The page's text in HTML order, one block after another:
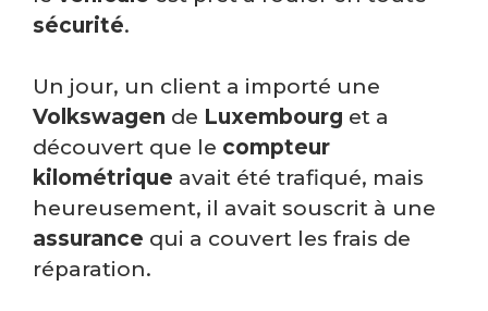
sécurité.
Un jour, un client a importé une
Volkswagen de Luxembourg et a
découvert que le compteur
kilométrique avait été trafiqué, mais
heureusement, il avait souscrit à une
assurance qui a couvert les frais de
réparation.